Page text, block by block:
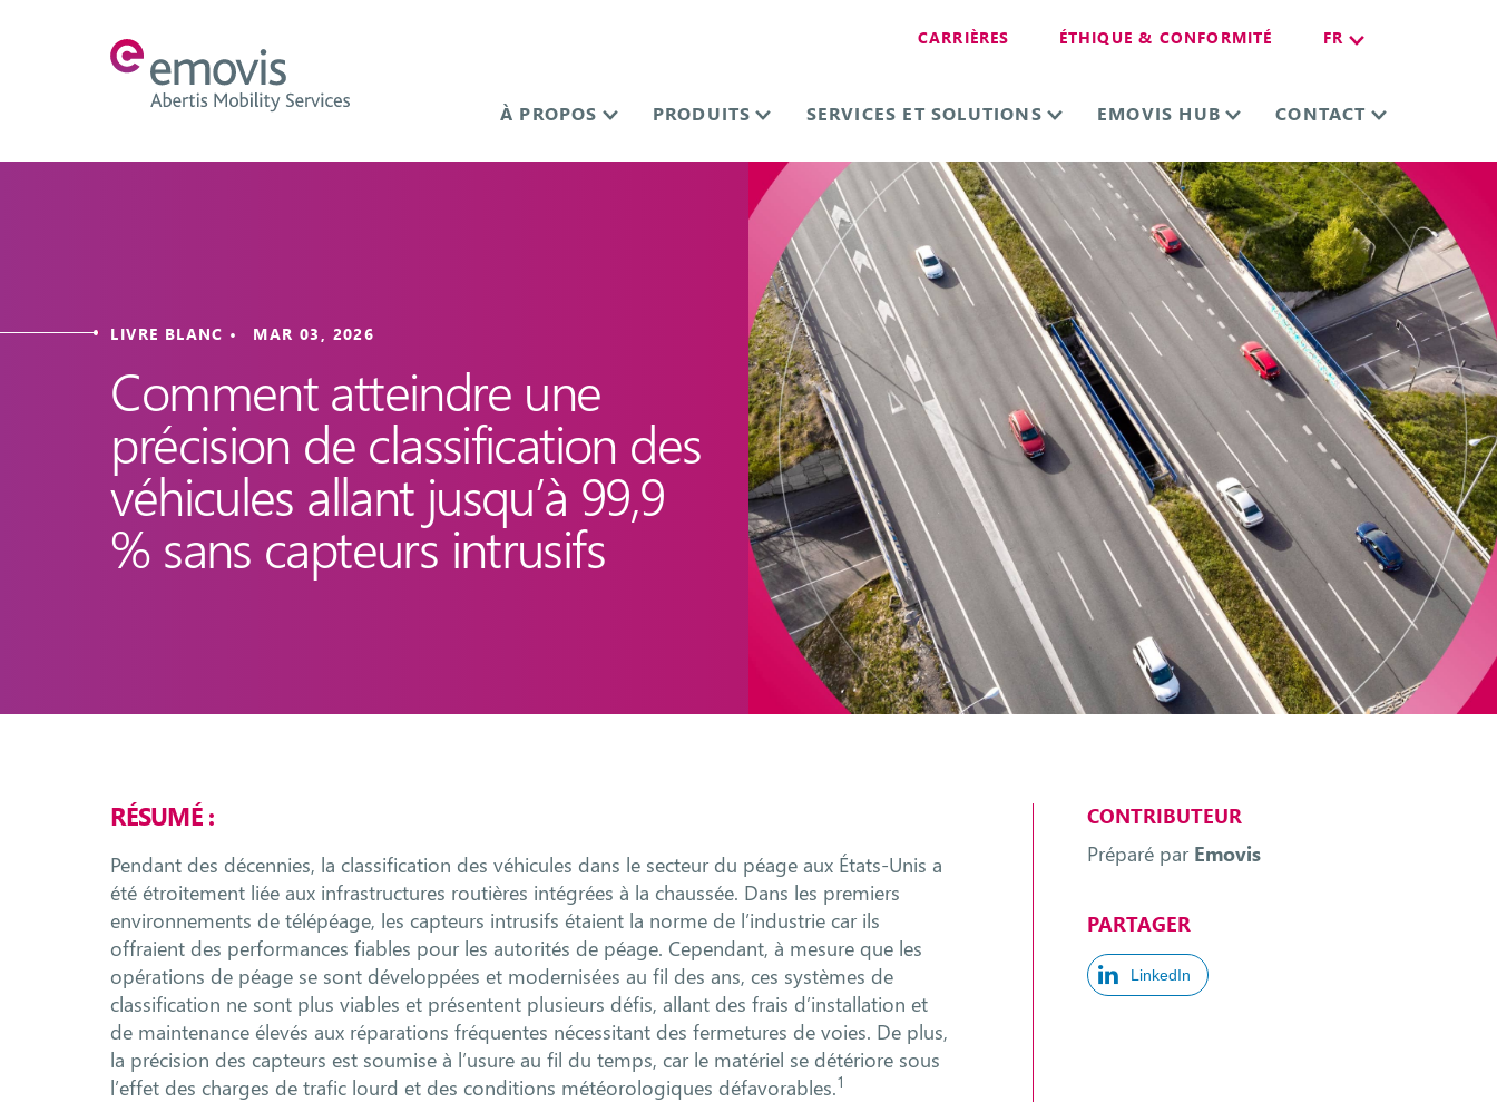
CARRIÈRES ÉTHIQUE & CONFORMITÉ FR
À PROPOS PRODUITS SERVICES ET SOLUTIONS EMOVIS HUB CONTACT
LIVRE BLANC • MAR 03, 2026
Comment atteindre une
précision de classification des
véhicules allant jusqu’à 99,9
% sans capteurs intrusifs
RÉSUMÉ :
Pendant des décennies, la classification des véhicules dans le secteur du péage aux États-Unis a
été étroitement liée aux infrastructures routières intégrées à la chaussée. Dans les premiers
environnements de télépéage, les capteurs intrusifs étaient la norme de l’industrie car ils
offraient des performances fiables pour les autorités de péage. Cependant, à mesure que les
opérations de péage se sont développées et modernisées au fil des ans, ces systèmes de
classification ne sont plus viables et présentent plusieurs défis, allant des frais d’installation et
de maintenance élevés aux réparations fréquentes nécessitant des fermetures de voies. De plus,
la précision des capteurs est soumise à l’usure au fil du temps, car le matériel se détériore sous
l’effet des charges de trafic lourd et des conditions météorologiques défavorables.1
CONTRIBUTEUR
Préparé par Emovis
PARTAGER
LinkedIn